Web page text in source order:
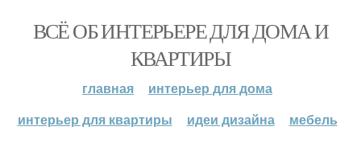
ВСЁ ОБ ИНТЕРЬЕРЕ ДЛЯ ДОМА И
КВАРТИРЫ
главная
интерьер для дома
интерьер для квартиры
идеи дизайна мебель